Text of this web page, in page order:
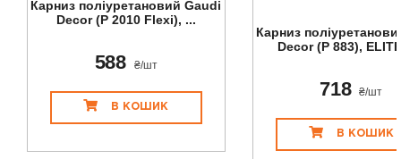
Карниз поліуретановий Gaudi
Decor (P 2010 Flexi), ...
588 ₴/шт
В КОШИК
Карниз
Decor (P 883),
718 ₴/шт
В КОШИК